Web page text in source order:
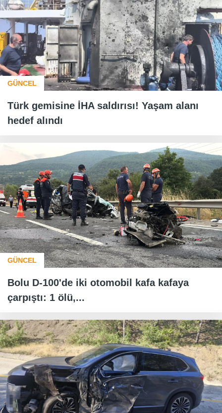
GÜNCEL
Türk gemisine İHA saldırısı! Yaşam alanı
hedef alındı
GÜNCEL
Bolu D-100'de iki otomobil kafa kafaya
çarpıştı: 1 ölü,...